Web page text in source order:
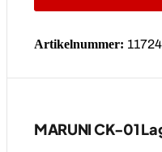
Artikelnummer: 11724
MARUNI CK-01